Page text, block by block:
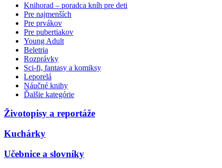
Knihorad – poradca kníh pre deti
Pre najmenších
Pre prvákov
Pre pubertiakov
Young Adult
Beletria
Rozprávky
Sci-fi, fantasy a komiksy
Leporelá
Náučné knihy
Ďalšie kategórie
Životopisy a reportáže
Kuchárky
Učebnice a slovníky